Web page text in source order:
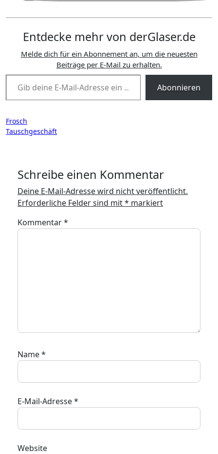
Entdecke mehr von derGlaser.de
Melde dich für ein Abonnement an, um die neuesten
Beiträge per E-Mail zu erhalten.
Gib deine E-Mail-Adresse ein ...
Abonnieren
Beitragsnavigation
Frosch
Tauschgeschäft
Schreibe einen Kommentar
Deine E-Mail-Adresse wird nicht veröffentlicht.
Erforderliche Felder sind mit* markiert
Kommentar*
Name*
E-Mail-Adresse*
Website